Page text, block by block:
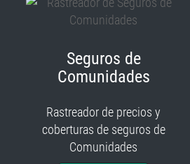
Seguros de
Comunidades
Rastreador de precios y
coberturas de seguros de
Comunidades